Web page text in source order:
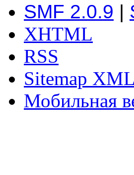
SMF 2.0.9 |
XHTML
RSS
Sitemap XML
Мобильная